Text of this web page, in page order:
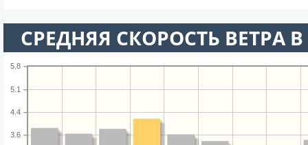
СРЕДНЯЯ СКОРОСТЬ ВЕТРА
3.6
4.4
5.1
5.8